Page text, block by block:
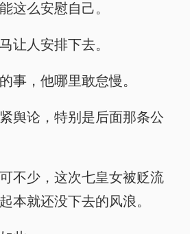
这么安慰自己。
让人安排下去。
事，他哪里敢怠慢。
舆论，特别是后面那条公
不少，这次七皇女被贬流
本就还没下去的风浪。